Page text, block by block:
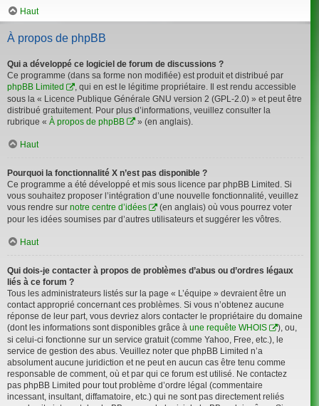
Haut
À propos de phpBB
Qui a développé ce logiciel de forum de discussions ?
Ce programme (dans sa forme non modifiée) est produit et distribué par
phpBB Limited
, qui en est le légitime propriétaire. Il est rendu accessible
sous la « Licence Publique Générale GNU version 2 (GPL-2.0) » et peut être
distribué gratuitement. Pour plus d’informations, veuillez consulter la
rubrique « À propos de phpBB » (en anglais).
Haut
Pourquoi la fonctionnalité X n’est pas disponible ?
Ce programme a été développé et mis sous licence par phpBB Limited. Si
vous souhaitez proposer l’intégration d’une nouvelle fonctionnalité, veuillez
vous rendre sur notre centre d’idées
(en anglais) où vous pourrez voter
pour les idées soumises par d’autres utilisateurs et suggérer les vôtres.
Haut
Qui dois-je contacter à propos de problèmes d’abus ou d’ordres légaux
liés à ce forum ?
Tous les administrateurs listés sur la page « L’équipe » devraient être un
contact approprié concernant ces problèmes. Si vous n’obtenez aucune
réponse de leur part, vous devriez alors contacter le propriétaire du domaine
(dont les informations sont disponibles grâce à une requête WHOIS
), ou,
si celui-ci fonctionne sur un service gratuit (comme Yahoo, Free, etc.), le
service de gestion des abus. Veuillez noter que phpBB Limited n’a
absolument aucune juridiction et ne peut en aucun cas être tenu comme
responsable de comment, où et par qui ce forum est utilisé. Ne contactez
pas phpBB Limited pour tout problème d’ordre légal (commentaire
incessant, insultant, diffamatoire, etc.) qui ne sont pas directement reliés